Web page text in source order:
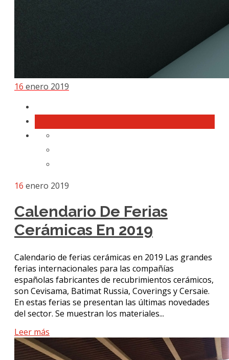
16 enero 2019
16 enero 2019
Calendario De Ferias
Cerámicas En 2019
Calendario de ferias cerámicas en 2019 Las grandes
ferias internacionales para las compañías
españolas fabricantes de recubrimientos cerámicos,
son Cevisama, Batimat Russia, Coverings y Cersaie.
En estas ferias se presentan las últimas novedades
del sector. Se muestran los materiales...
Leer más